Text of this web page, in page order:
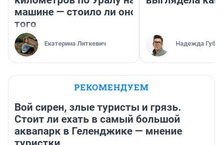
машине — стоило ли оно
того
Екатерина Литкевич Надежда
РЕКОМЕНДУЕМ
Вой сирен, злые туристы и грязь.
Стоит ли ехать в самый большой
аквапарк в Геленджике — мнение